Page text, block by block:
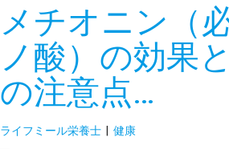
メチオニン（
ノ酸）の効果
の注意点…
ライフミール栄養士 | 健康